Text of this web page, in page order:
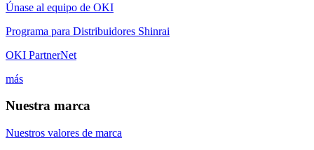
Únase al equipo de OKI
Programa para Distribuidores Shinrai
OKI PartnerNet
más
Nuestra marca
Nuestros valores de marca